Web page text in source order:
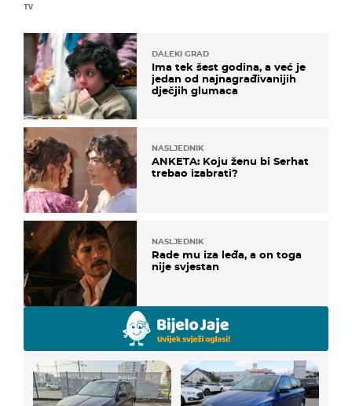
TV
DALEKI GRAD
Ima tek šest godina, a već je
jedan od najnagrađivanijih
dječjih glumaca
NASLJEDNIK
ANKETA: Koju ženu bi Serhat
trebao izabrati?
NASLJEDNIK
Rade mu iza leđa, a on toga
nije svjestan